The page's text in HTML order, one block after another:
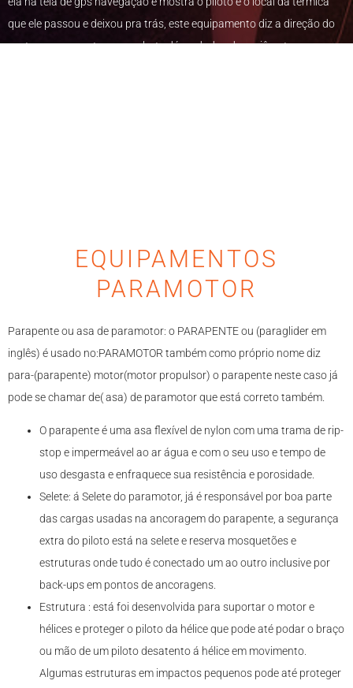
que ele passou e deixou pra trás, este equipamento diz a direção do
vento em voo em tempo real e te dá os dados do variômetro com
EQUIPAMENTOS
PARAMOTOR
Parapente ou asa de paramotor: o PARAPENTE ou (paraglider em
inglês) é usado no:PARAMOTOR também como próprio nome diz
para-(parapente) motor(motor propulsor) o parapente neste caso já
pode se chamar de( asa) de paramotor que está correto também.
O parapente é uma asa flexível de nylon com uma trama de rip-
stop e impermeável ao ar água e com o seu uso e tempo de
uso desgasta e enfraquece sua resistência e porosidade.
Selete: á Selete do paramotor, já é responsável por boa parte
das cargas usadas na ancoragem do parapente, a segurança
extra do piloto está na selete e reserva mosquetões e
estruturas onde tudo é conectado um ao outro inclusive por
back-ups em pontos de ancoragens.
Estrutura : está foi desenvolvida para suportar o motor e
hélices e proteger o piloto da hélice que pode até podar o braço
ou mão de um piloto desatento á hélice em movimento.
Algumas estruturas em impactos pequenos pode até proteger